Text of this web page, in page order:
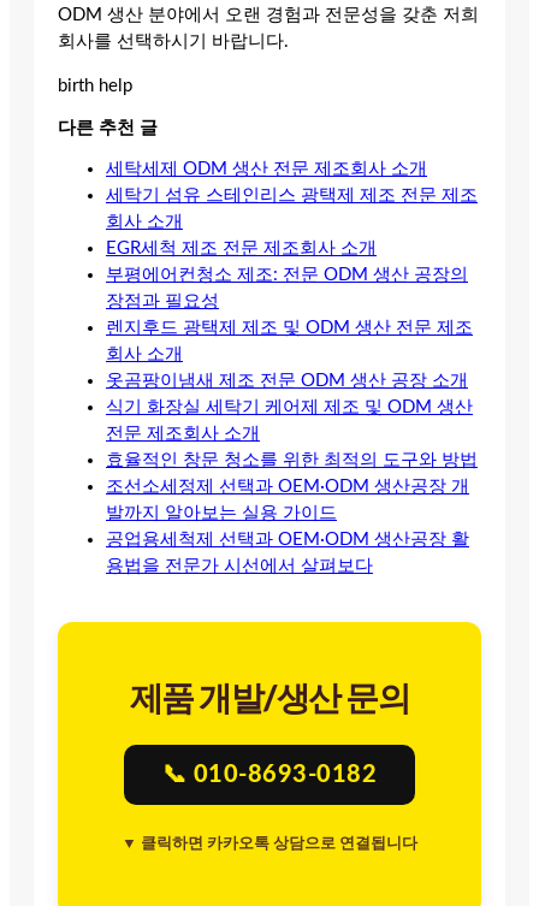
ODM 생산 분야에서 오랜 경험과 전문성을 갖춘 저희
회사를 선택하시기 바랍니다.
birth help
다른 추천 글
세탁세제 ODM 생산 전문 제조회사 소개
세탁기 섬유 스테인리스 광택제 제조 전문 제조
회사 소개
EGR세척 제조 전문 제조회사 소개
부평에어컨청소 제조: 전문 ODM 생산 공장의
장점과 필요성
렌지후드 광택제 제조 및 ODM 생산 전문 제조
회사 소개
옷곰팡이냄새 제조 전문 ODM 생산 공장 소개
식기 화장실 세탁기 케어제 제조 및 ODM 생산
전문 제조회사 소개
효율적인 창문 청소를 위한 최적의 도구와 방법
조선소세정제 선택과 OEM·ODM 생산공장 개
발까지 알아보는 실용 가이드
공업용세척제 선택과 OEM·ODM 생산공장 활
용법을 전문가 시선에서 살펴보다
제품 개발/생산 문의
📞 010-8693-0182
▼ 클릭하면 카카오톡 상담으로 연결됩니다